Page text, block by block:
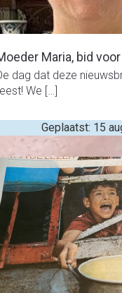
Maria, bid
dag dat deze
We […]
Geplaatst: 15